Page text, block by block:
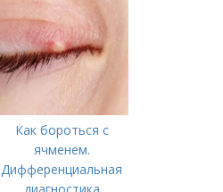
Как бороться с
ячменем.
Дифференциальная